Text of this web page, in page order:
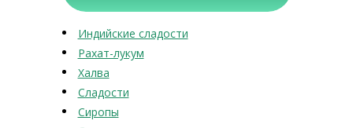
Индийские сладости
Рахат-лукум
Халва
Сладости
Сиропы